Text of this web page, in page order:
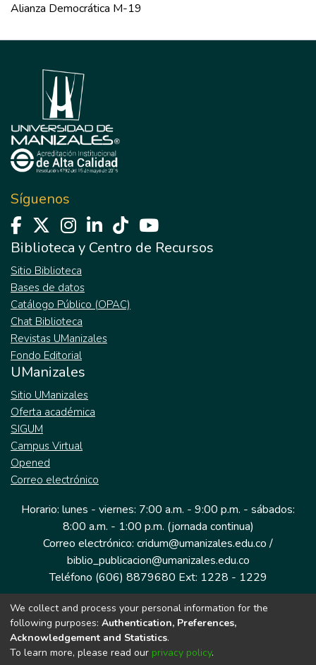
Alianza Democrática M-19
Síguenos
Biblioteca y Centro de Recursos
Sitio Biblioteca
Bases de datos
Catálogo Público (OPAC)
Chat Biblioteca
Revistas UManizales
Fondo Editorial
UManizales
Sitio UManizales
Oferta académica
SIGUM
Campus Virtual
Opened
Correo electrónico
Horario: lunes - viernes: 7:00 a.m. - 9:00 p.m. - sábados:
8:00 a.m. - 1:00 p.m. (jornada continua)
Correo electrónico: cridum@umanizales.edu.co /
biblio_publicacion@umanizales.edu.co
Teléfono (606) 8879680 Ext: 1228 - 1229
Dirección: Cra 9 a # 19-03 Edificio histórico, piso 1
Manizales, Caldas
Colombia.
We collect and process your personal information for the
following purposes: Authentication, Preferences,
Acknowledgement and Statistics.
To learn more, please read our privacy policy.